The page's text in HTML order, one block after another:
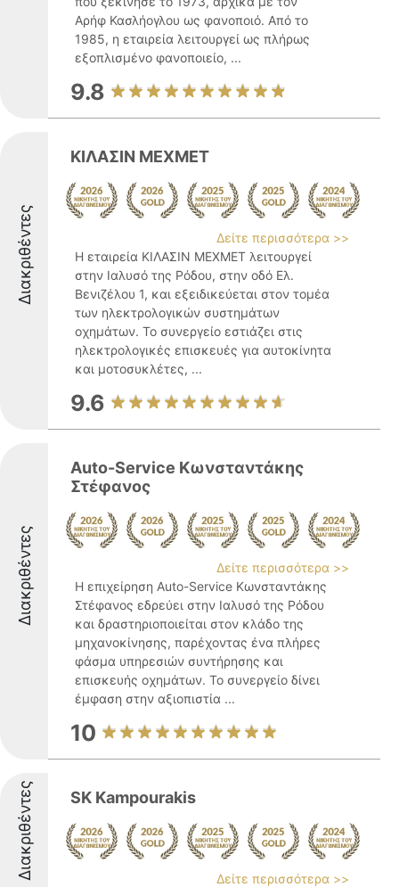
Αρήφ Κασλήογλου ως φανοποιό. Από το
1985, η εταιρεία λειτουργεί ως πλήρως
εξοπλισμένο φανοποιείο, ...
9.8
Διακριθέντες
ΚΙΛΑΣΙΝ ΜΕΧΜΕΤ
Δείτε περισσότερα >>
Η εταιρεία ΚΙΛΑΣΙΝ ΜΕΧΜΕΤ λειτουργεί
στην Ιαλυσό της Ρόδου, στην οδό Ελ.
Βενιζέλου 1, και εξειδικεύεται στον τομέα
των ηλεκτρολογικών συστημάτων
οχημάτων. Το συνεργείο εστιάζει στις
ηλεκτρολογικές επισκευές για αυτοκίνητα
και μοτοσυκλέτες, ...
9.6
Διακριθέντες
Auto-Service Κωνσταντάκης
Στέφανος
Δείτε περισσότερα >>
Η επιχείρηση Auto-Service Κωνσταντάκης
Στέφανος εδρεύει στην Ιαλυσό της Ρόδου
και δραστηριοποιείται στον κλάδο της
μηχανοκίνησης, παρέχοντας ένα πλήρες
φάσμα υπηρεσιών συντήρησης και
επισκευής οχημάτων. Το συνεργείο δίνει
έμφαση στην αξιοπιστία ...
10
Διακριθέντες SK Kampourakis
Δείτε περισσότερα >>